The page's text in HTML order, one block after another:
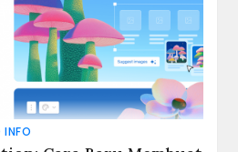
INFO